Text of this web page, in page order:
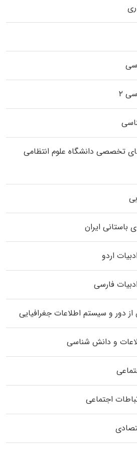
۲
تخصصی داﻧﺸﮕﺎه ﻋﻠﻮم انتظامی
باستانی ایران
اردو
فارسی
دور و سیستم اطلاعات جغرافیایی
و دانش شناسی
اجتماعی